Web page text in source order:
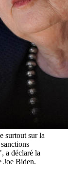
surtout sur la
a déclaré la
Joe Biden.